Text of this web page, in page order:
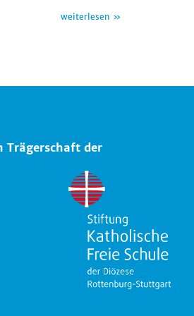
weiterlesen »
Trägerschaft der